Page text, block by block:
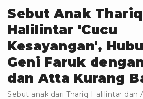
Sebut Anak Thariq
Halilintar 'Cucu
Kesayangan',
Geni Faruk
dan Atta Kurang
Sebut anak dari Thariq Halilintar dan